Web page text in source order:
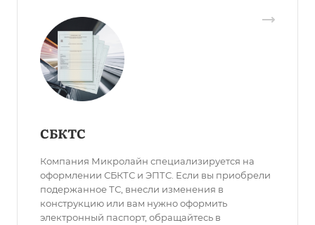
СБКТС
Компания Микролайн специализируется на
оформлении СБКТС и ЭПТС. Если вы приобрели
подержанное ТС, внесли изменения в
конструкцию или вам нужно оформить
электронный паспорт, обращайтесь в